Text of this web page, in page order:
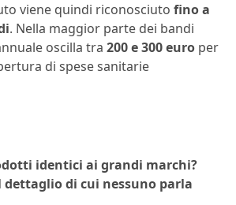
viene quindi riconosciuto fino a
. Nella maggior parte dei bandi
oscilla tra 200 e 300 euro per
di spese sanitarie
identici ai grandi marchi?
di cui nessuno parla